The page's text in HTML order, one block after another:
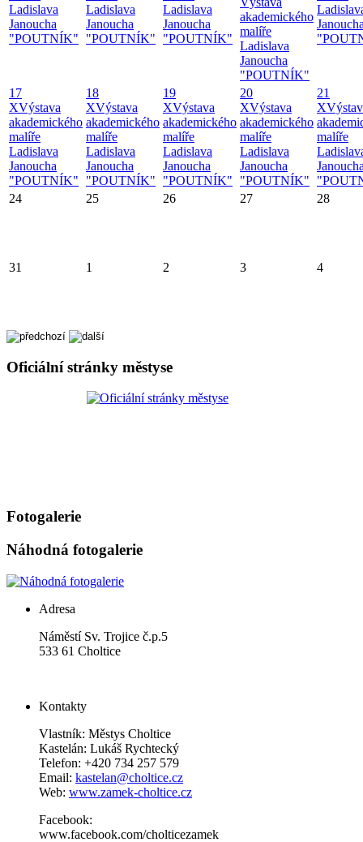
Ladislava
Janoucha
"POUTNÍK"
Ladislava
Janoucha
"POUTNÍK"
Ladislava
Janoucha
"POUTNÍK"
akademického
malíře
Ladislava
Janoucha
"POUTNÍK"
17
XVýstava
akademického
malíře
Ladislava
Janoucha
"POUTNÍK"
18
XVýstava
akademického
malíře
Ladislava
Janoucha
"POUTNÍK"
19
XVýstava
akademického
malíře
Ladislava
Janoucha
"POUTNÍK"
20
XVýstava
akademického
malíře
Ladislava
Janoucha
"POUTNÍK"
21
X
malíře
24
25 26 27 28
31 1 2 3 4
Oficiální stránky městyse
Fotogalerie
Náhodná fotogalerie
Adresa
Náměstí Sv. Trojice č.p.5
533 61 Choltice
Kontakty
Vlastník: Městys Choltice
Kastelán: Lukáš Rychtecký
Telefon: +420 734 257 579
Email: kastelan@choltice.cz
Web: www.zamek-choltice.cz
Facebook:
www.facebook.com/cholticezamek